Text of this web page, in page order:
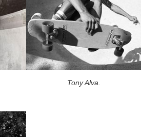
Tony Alva.